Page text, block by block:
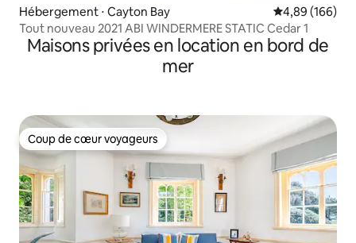
Hébergement ⋅ Cayton Bay Évaluation
4,89 (166)
Tout nouveau 2021 ABI WINDERMERE STATIC Cedar 1
Maisons privées en location en bord de
mer
Coup de cœur voyageurs
Coup de cœur voyageurs